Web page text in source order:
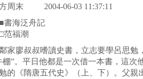
周末 2004-06-03 11:37:11
海泛舟記
福潮
廖叔叔嗜讀史書，立志要學呂思勉，
棚”。平日他都是一次借一本書，這
的《隋唐五代史》（上、下）。父